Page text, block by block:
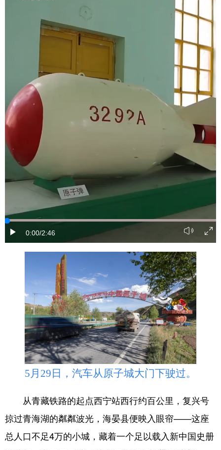
0:00/2:46
5月29日，汽车从原子城大门下驶过。
从青藏铁路的起点西宁站西行约百公里，复兴号
掠过青海湖的粼粼波光，海晏县便映入眼帘——这座
总人口不足4万的小城，藏着一个足以载入新中国史册